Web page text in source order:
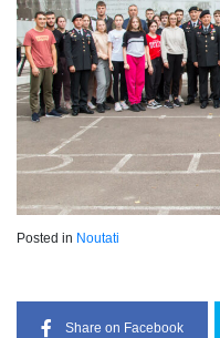
Posted in Noutati
Share on Facebook